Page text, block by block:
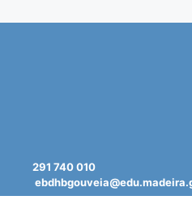
291 740 010